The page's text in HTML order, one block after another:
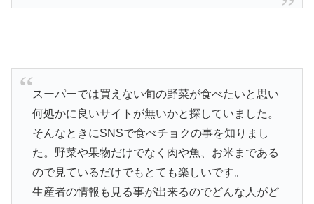
スーパーでは買えない旬の野菜が食べたいと思い
何処かに良いサイトが無いかと探していました。
そんなときにSNSで食べチョクの事を知りまし
た。野菜や果物だけでなく肉や魚、お米まである
ので見ているだけでもとても楽しいです。
生産者の情報も見る事が出来るのでどんな人がど